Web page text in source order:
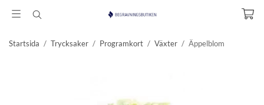
Startsida / Trycksaker / Programkort / Växter / Äppelblom